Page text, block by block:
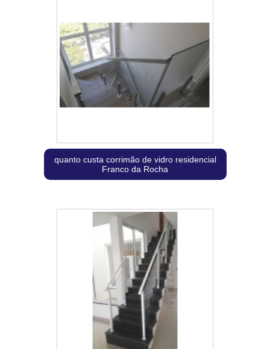
quanto custa corrimão de vidro residencial
Franco da Rocha